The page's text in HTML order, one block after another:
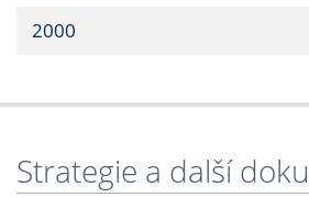
2000
Strategie a další